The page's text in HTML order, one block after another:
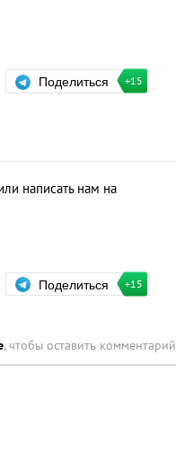
Поделиться +15
написать нам на
Поделиться +15
, чтобы оставить комментарий